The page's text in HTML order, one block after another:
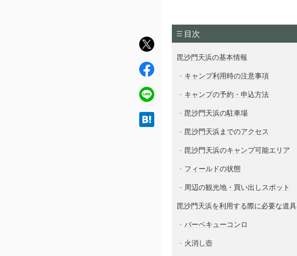
目次
毘沙門天浜の基本情報
キャンプ利用時の注意事項
キャンプの予約・申込方法
毘沙門天浜の駐車場
毘沙門天浜までのアクセス
毘沙門天浜のキャンプ可能エリア
フィールドの状態
周辺の観光地・買い出しスポット
毘沙門天浜を利用する際に必要な道具
バーベキューコンロ
火消し壺
twit
ter
fac
ebo
ok
line
hat
ena